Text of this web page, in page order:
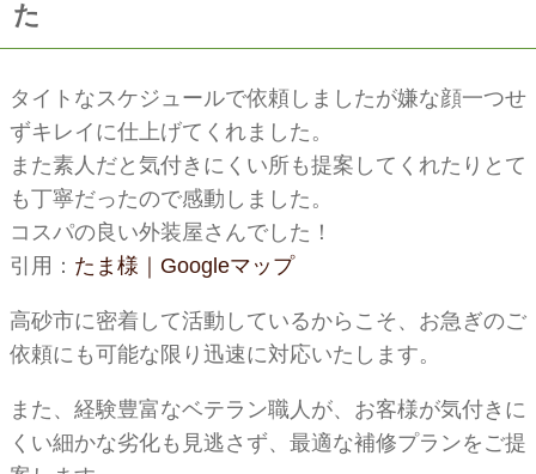
た
タイトなスケジュールで依頼しましたが嫌な顔一つせ
ずキレイに仕上げてくれました。
また素人だと気付きにくい所も提案してくれたりとて
も丁寧だったので感動しました。
コスパの良い外装屋さんでした！
引用： たま様｜Googleマップ
高砂市に密着して活動しているからこそ、お急ぎのご
依頼にも可能な限り迅速に対応いたします。
また、経験豊富なベテラン職人が、お客様が気付きに
くい細かな劣化も見逃さず、最適な補修プランをご提